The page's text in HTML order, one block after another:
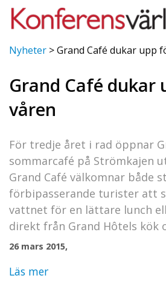
Nyheter >Grand Café dukar upp
Grand Café dukar
våren
För tredje året i rad öppnar
sommarcafé på Strömkajen
Grand Café välkomnar både
förbipasserande turister att
vattnet för en lättare lunch
direkt från Grand Hôtels kök
26 mars 2015,
Läs mer